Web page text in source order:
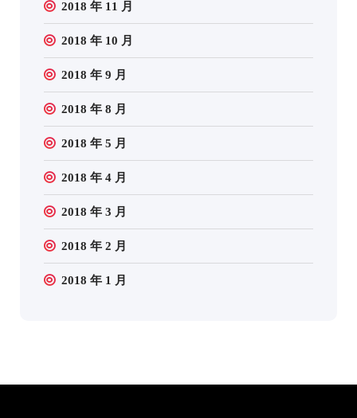
2018 年 11 月
2018 年 10 月
2018 年 9 月
2018 年 8 月
2018 年 5 月
2018 年 4 月
2018 年 3 月
2018 年 2 月
2018 年 1 月